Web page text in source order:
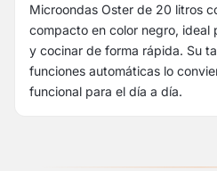
Microondas Oster de 20 litros
compacto en color negro, ideal
y cocinar de forma rápida. Su
funciones automáticas lo
funcional para el día a día.